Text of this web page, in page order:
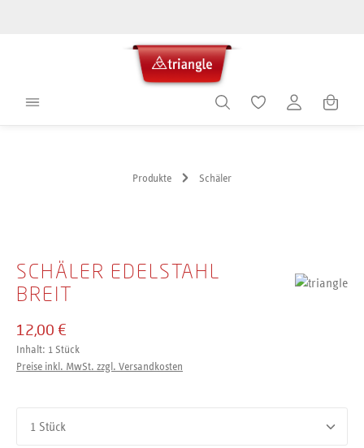
Produkte Schäler
SCHÄLER EDELSTAHL
BREIT
12,00 €
Inhalt: 1 Stück
Preise inkl. MwSt. zzgl. Versandkosten